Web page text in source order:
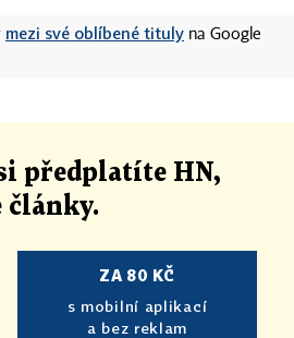
mezi své oblíbené tituly na Google
předplatíte HN,
články.
ZA 80 KČ
s mobilní aplikací
a bez reklam